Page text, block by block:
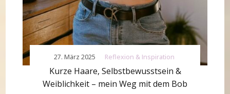
Reflexion & Inspiration
Kurze Haare, Selbstbewusstsein &
Weiblichkeit – mein Weg mit dem Bob
27. März 2025